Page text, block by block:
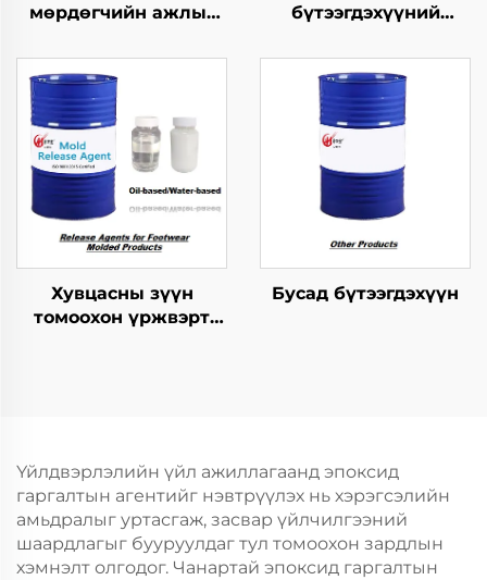
мөрдөгчийн ажлыг
бүтээгдэхүүний
Хувцасны зүүн
томоохон үржвэрт
Бусад бүтээгдэхүүн
Үйлдвэрлэлийн үйл ажиллагаанд эпоксид
гаргалтын агентийг нэвтрүүлэх нь хэрэгсэлийн
амьдралыг уртасгаж, засвар үйлчилгээний
шаардлагыг бууруулдаг тул томоохон зардлын
хэмнэлт олгодог. Чанартай эпоксид гаргалтын